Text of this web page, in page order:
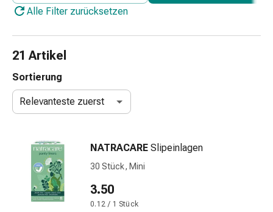
Wundbinden
Fingerverbände
Pflaster
Pflasterbinden,
Zubehör
Schlauch-
Netzverbände
Alle Filter zurücksetzen
21 Artikel
Sortierung
Relevanteste zuerst
NATRACARE Slipeinlagen
30 Stück, Mini
3.50
0.12 / 1 Stück